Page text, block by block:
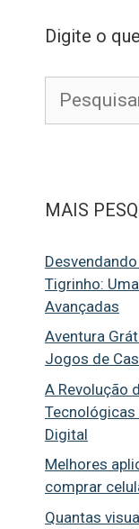
Digite o
por:
MAIS
Tigrinho:
Avançadas
Aventura
Jogos de
A Revolução
Digital
Melhores
comprar
Quantas